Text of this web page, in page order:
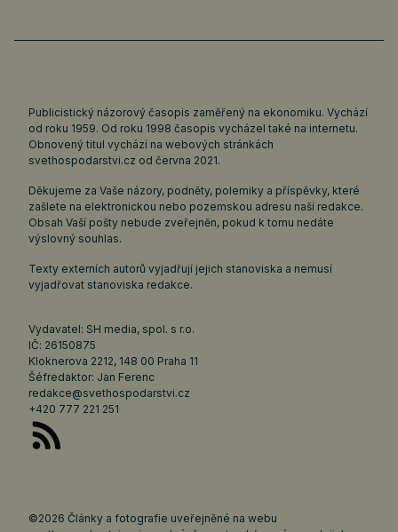
Publicistický názorový časopis zaměřený na ekonomiku. Vychází
od roku 1959. Od roku 1998 časopis vycházel také na internetu.
Obnovený titul vychází na webových stránkách
svethospodarstvi.cz od června 2021.
Děkujeme za Vaše názory, podněty, polemiky a příspěvky, které
zašlete na elektronickou nebo pozemskou adresu naší redakce.
Obsah Vaší pošty nebude zveřejněn, pokud k tomu nedáte
výslovný souhlas.
Texty externích autorů vyjadřují jejich stanoviska a nemusí
vyjadřovat stanoviska redakce.
Vydavatel: SH media, spol. s r.o.
IČ: 26150875
Kloknerova 2212, 148 00 Praha 11
Šéfredaktor: Jan Ferenc
redakce@svethospodarstvi.cz
+420 777 221 251
©2026 Články a fotografie uveřejněné na webu